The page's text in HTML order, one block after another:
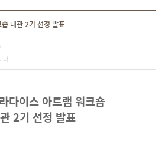
대관 2기 선정 발표
다.
다이스 아트랩 워크숍
2기 선정 발표